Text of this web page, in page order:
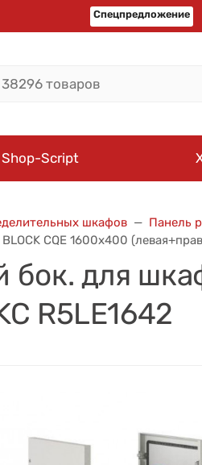
Спецпредложение
Shop-Script
шкафов
Панель
CQE 1600х400
для
R5LE1642